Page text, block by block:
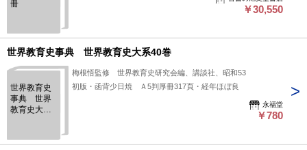
冊
￥30,550
世界教育史事典 世界教育史大系40巻
世界教育史
事典 世界
教育史大系
梅根悟監修 世界教育史研究会編、講談社、昭和53
初版・函背少日焼 Ａ5判厚冊317頁・経年ほぼ良
永福堂
￥780